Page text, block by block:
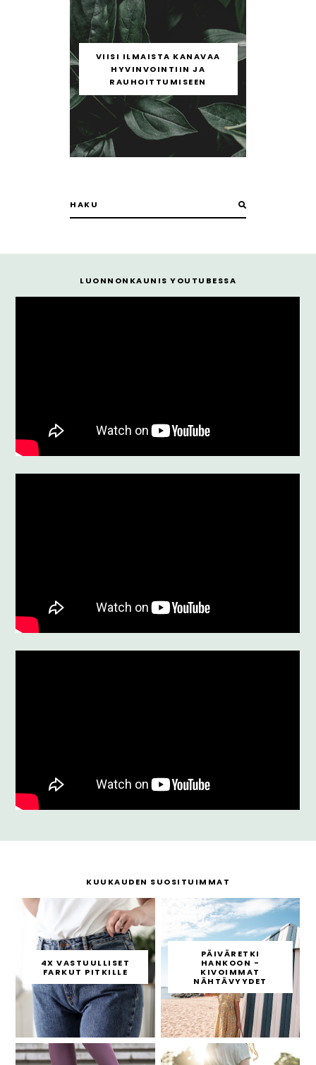
VIISI ILMAISTA KANAVAA
HYVINVOINTIIN JA
RAUHOITTUMISEEN
LUONNONKAUNIS YOUTUBESSA
KUUKAUDEN SUOSITUIMMAT
4X VASTUULLISET
FARKUT PITKILLE
PÄIVÄRETKI
HANKOON -
KIVOIMMAT
NÄHTÄVYYDET